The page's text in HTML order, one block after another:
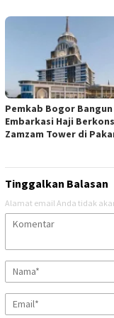
Pemkab Bogor Bangun
Embarkasi Haji
Zamzam Tower di
Tinggalkan Balasan
Alamat email Anda tidak